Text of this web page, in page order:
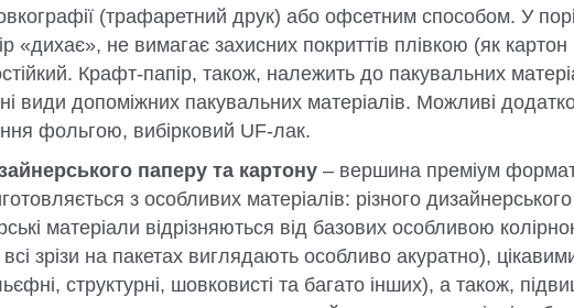
(трафаретний друк) або офсетним способом. У
«дихає», не вимагає захисних покриттів плівкою (як картон
Крафт-папір, також, належить до пакувальних
види допоміжних пакувальних матеріалів. Можливі
фольгою, вибірковий UF-лак.
паперу та картону – вершина преміум
з особливих матеріалів: різного
матеріали відрізняються від базових особливою
зрізи на пакетах виглядають особливо акуратно),
структурні, шовковисті та багато інших), а також,